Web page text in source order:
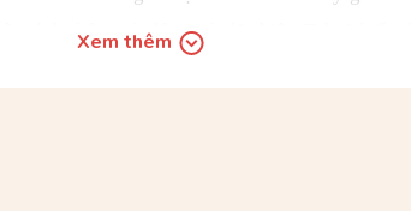
cách thật sinh động và đặc biệt. Trẻ sẽ hiểu
điều thú vị về sự gắn bó giữa con người với
sống động về Trái Đất và sự sống, từ thực
của con người, nơi mọi sự sống đều
Xem thêm